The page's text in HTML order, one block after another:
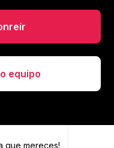
equipo
que mereces!
que mereces